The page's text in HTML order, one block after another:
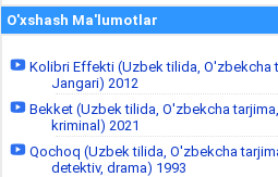
O'xshash Ma'lumotlar
Kolibri Effekti (Uzbek tilida, O'zbekcha
Jangari) 2012
Bekket (Uzbek tilida, O'zbekcha
kriminal) 2021
Qochoq (Uzbek tilida, O'zbekcha
detektiv, drama) 1993